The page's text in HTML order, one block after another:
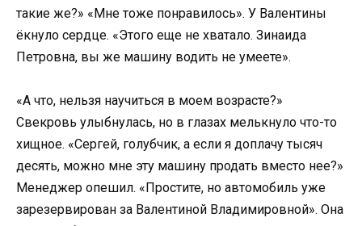
такие же?» «Мне тоже понравилось». У Валентины
ёкнуло сердце. «Этого еще не хватало. Зинаида
Петровна, вы же машину водить не умеете».
«А что, нельзя научиться в моем возрасте?»
Свекровь улыбнулась, но в глазах мелькнуло что-то
хищное. «Сергей, голубчик, а если я доплачу тысяч
десять, можно мне эту машину продать вместо нее?»
Менеджер опешил. «Простите, но автомобиль уже
зарезервирован за Валентиной Владимировной». Она